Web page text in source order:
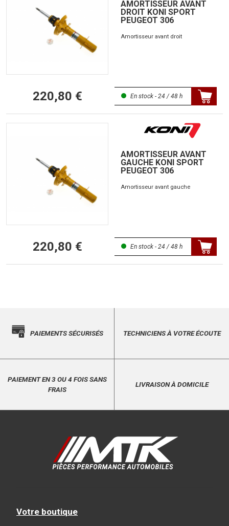
AMORTISSEUR AVANT
DROIT KONI SPORT
PEUGEOT 306
Amortisseur avant droit
220,80 € En stock - 24 / 48 h
AMORTISSEUR AVANT
GAUCHE KONI SPORT
PEUGEOT 306
Amortisseur avant gauche
220,80 € En stock - 24 / 48 h
PAIEMENTS SÉCURISÉS TECHNICIENS À VOTRE ÉCOUTE
PAIEMENT EN 3 OU 4 FOIS SANS
FRAIS
LIVRAISON À DOMICILE
Votre boutique